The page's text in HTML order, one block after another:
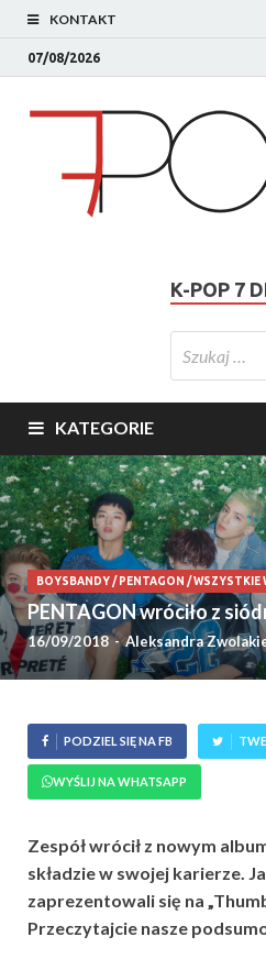
KONTAKT
07/08/2026
K-POP 7
KATEGORIE
BOYSBANDY/ PENTAGON /WSZYSTKIE
PENTAGON wróciło z
16/09/2018-Aleksandra
PODZIEL SIĘ NA FB
WYŚLIJ NA WHATSAPP
Zespół wrócił z nowym
składzie w swojej karierze.
zaprezentowali się na
Przeczytajcie nasze